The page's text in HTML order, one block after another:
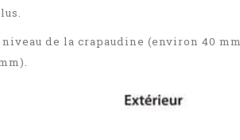
niveau de la crapaudine (environ 40